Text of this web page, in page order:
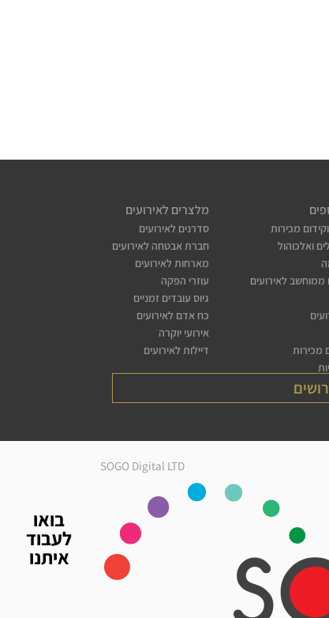
בואו
לעבוד
איתנו
מכירות
ואלכוהול
ממוחשב לאירועים
מכירות
מלצרים לאירועים
סדרנים לאירועים
חברת אבטחה לאירועים
מארחות לאירועים
עוזרי הפקה
גיוס עובדים זמניים
כח אדם לאירועים
אירועי יוקרה
דיילות לאירועים
SOGO Digital LTD